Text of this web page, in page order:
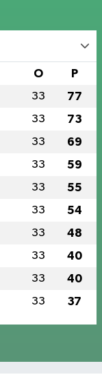
O P
33 77
33 73
33 69
33 59
33 55
33 54
33 48
33 40
33 40
33 37